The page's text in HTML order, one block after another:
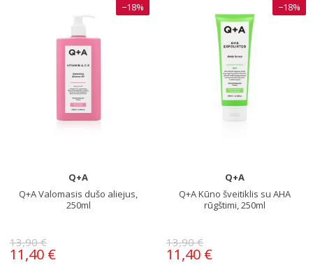
−18%
Q+A
Q+A Valomasis dušo aliejus,
250ml
13,90 €
11,40 €
−18%
Q+A
Q+A Kūno šveitiklis su AHA
rūgštimi, 250ml
13,90 €
11,40 €